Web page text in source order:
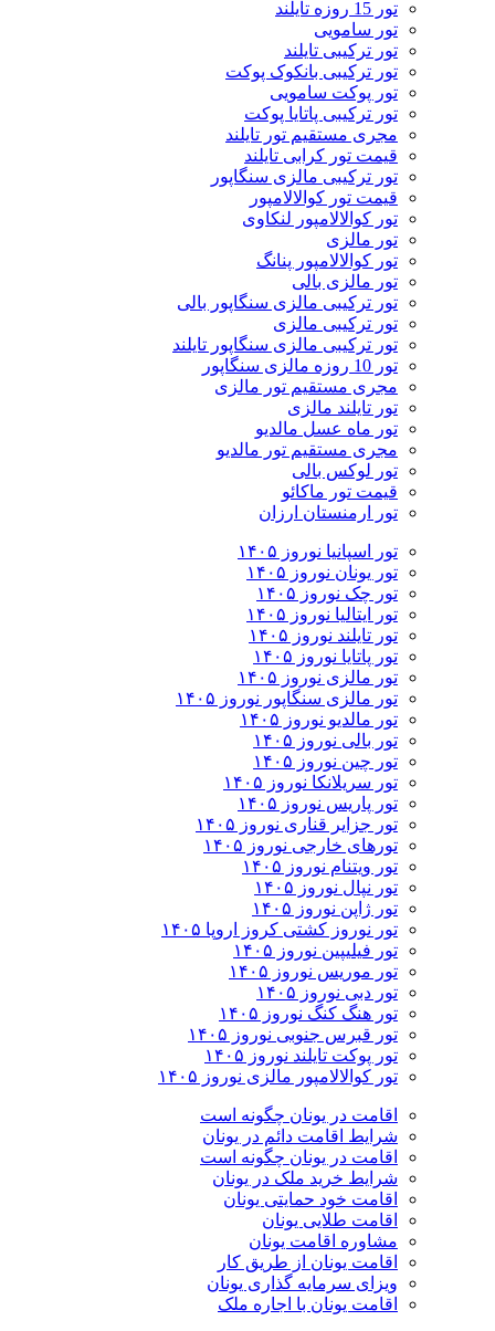
تور 15 روزه تایلند
تور سامویی
تور ترکیبی تایلند
تور ترکیبی بانکوک پوکت
تور پوکت سامویی
تور ترکیبی پاتایا پوکت
مجری مستقیم تور تایلند
قیمت تور کرابی تایلند
تور ترکیبی مالزی سنگاپور
قیمت تور کوالالامپور
تور کوالالامپور لنکاوی
تور مالزی
تور کوالالامپور پنانگ
تور مالزی بالی
تور ترکیبی مالزی سنگاپور بالی
تور ترکیبی مالزی
تور ترکیبی مالزی سنگاپور تایلند
تور 10 روزه مالزی سنگاپور
مجری مستقیم تور مالزی
تور تایلند مالزی
تور ماه عسل مالدیو
مجری مستقیم تور مالدیو
تور لوکس بالی
قیمت تور ماکائو
تور ارمنستان ارزان
تور اسپانیا نوروز ۱۴۰۵
تور یونان نوروز ۱۴۰۵
تور چک نوروز ۱۴۰۵
تور ایتالیا نوروز ۱۴۰۵
تور تایلند نوروز ۱۴۰۵
تور پاتایا نوروز ۱۴۰۵
تور مالزی نوروز ۱۴۰۵
تور مالزی سنگاپور نوروز ۱۴۰۵
تور مالدیو نوروز ۱۴۰۵
تور بالی نوروز ۱۴۰۵
تور چين نوروز ۱۴۰۵
تور سریلانکا نوروز ۱۴۰۵
تور پاریس نوروز ۱۴۰۵
تور جزایر قناری نوروز ۱۴۰۵
تورهای خارجی نوروز ۱۴۰۵
تور ویتنام نوروز ۱۴۰۵
تور نپال نوروز ۱۴۰۵
تور ژاپن نوروز ۱۴۰۵
تور نوروز کشتی کروز اروپا ۱۴۰۵
تور فیلیپین نوروز ۱۴۰۵
تور موریس نوروز ۱۴۰۵
تور دبی نوروز ۱۴۰۵
تور هنگ کنگ نوروز ۱۴۰۵
تور قبرس جنوبی نوروز ۱۴۰۵
تور پوکت تایلند نوروز ۱۴۰۵
تور کوالالامپور مالزی نوروز ۱۴۰۵
اقامت در یونان چگونه است
شرایط اقامت دائم در یونان
اقامت در یونان چگونه است
شرایط خرید ملک در یونان
اقامت خود حمایتی یونان
اقامت طلایی یونان
مشاوره اقامت یونان
اقامت یونان از طریق کار
ویزای سرمایه گذاری یونان
اقامت یونان با اجاره ملک